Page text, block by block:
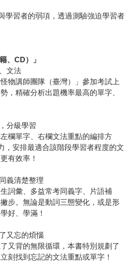
學習者的弱項，透過測驗強迫學習者
、CD）」
文法
物講師團隊（臺灣）」參加考試上
，精確分析出題機率最高的單字、
分級學習
欄單字、右欄文法重點的編排方
，安排最適合該階段學習者程度的文
有效率！
義清楚整理
詞彙、多益常考同義字、片語補
步。無論是動詞三態變化，或是形
好、學滿！
又忘的煩惱
又背的無限循環，本書特別規劃了
刻找到忘記的文法重點或單字！